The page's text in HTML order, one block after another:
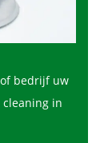
bedrijf uw
in